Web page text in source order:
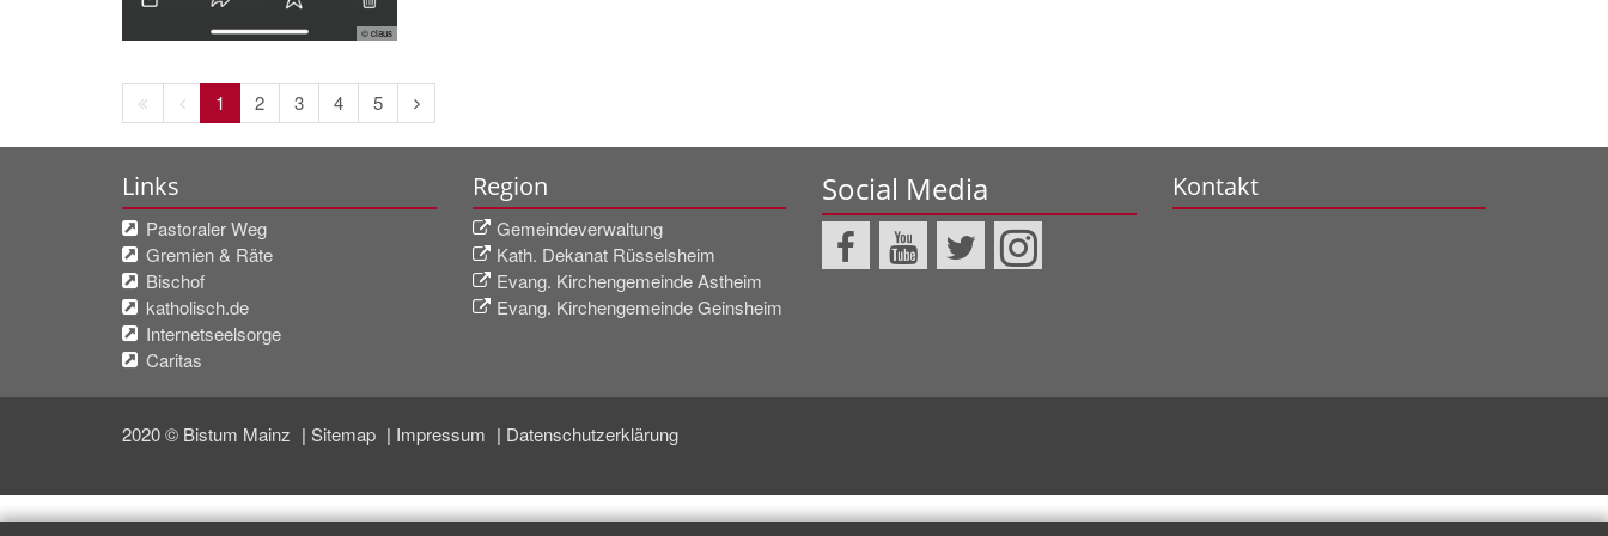
© claus
Erste
Seite
Vorherige
Seite
1 2 3 4 5
Nächste
Seite
Links
Pastoraler Weg
Gremien & Räte
Bischof
katholisch.de
Internetseelsorge
Caritas
Region
Gemeindeverwaltung
Kath. Dekanat Rüsselsheim
Evang. Kirchengemeinde Astheim
Evang. Kirchengemeinde Geinsheim
Social Media Kontakt
2020 © Bistum Mainz Sitemap Impressum Datenschutzerklärung